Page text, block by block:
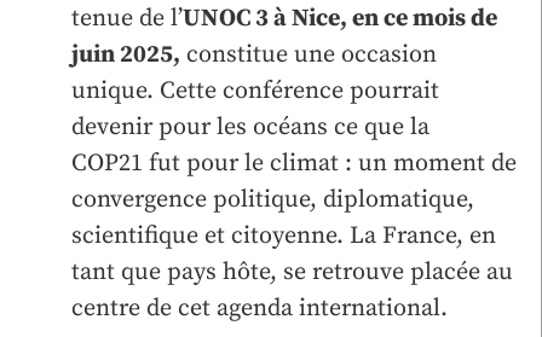
tenue de l’UNOC 3 à Nice, en ce mois de
juin 2025, constitue une occasion
unique. Cette conférence pourrait
devenir pour les océans ce que la
COP21 fut pour le climat : un moment de
convergence politique, diplomatique,
scientifique et citoyenne. La France, en
tant que pays hôte, se retrouve placée au
centre de cet agenda international.